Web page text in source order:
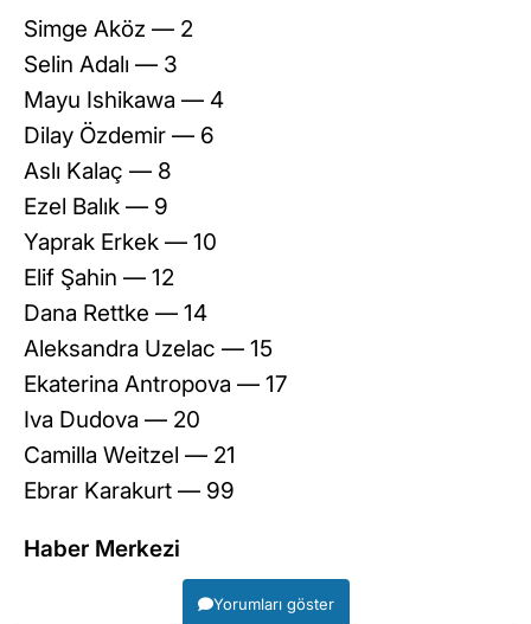
Simge Aköz — 2
Selin Adalı — 3
Mayu Ishikawa — 4
Dilay Özdemir — 6
Aslı Kalaç — 8
Ezel Balık — 9
Yaprak Erkek — 10
Elif Şahin — 12
Dana Rettke — 14
Aleksandra Uzelac — 15
Ekaterina Antropova — 17
Iva Dudova — 20
Camilla Weitzel — 21
Ebrar Karakurt — 99
Haber Merkezi
Yorumları göster